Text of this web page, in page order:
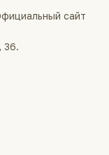
сайт
36.